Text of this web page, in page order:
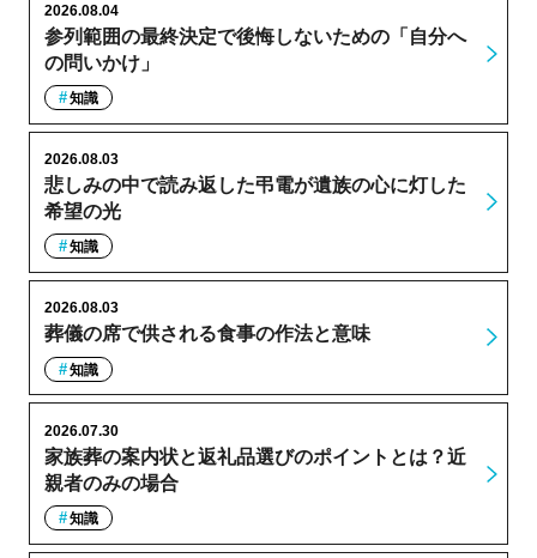
参列範囲の最終決定で後悔しないための「自分へ
の問いかけ」
2026.08.04
知識
悲しみの中で読み返した弔電が遺族の心に灯した
希望の光
2026.08.03
知識
葬儀の席で供される食事の作法と意味
2026.08.03
知識
家族葬の案内状と返礼品選びのポイントとは？近
親者のみの場合
2026.07.30
知識